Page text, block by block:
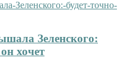
Зеленского:
хочет